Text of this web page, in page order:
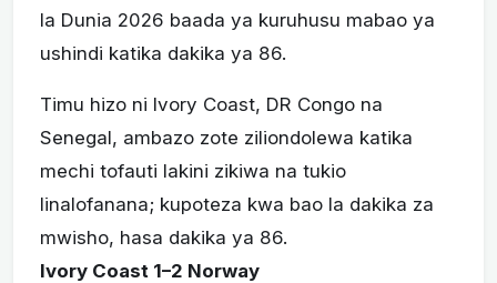
la Dunia 2026 baada ya kuruhusu mabao ya
ushindi katika dakika ya 86.
Timu hizo ni Ivory Coast, DR Congo na
Senegal, ambazo zote ziliondolewa katika
mechi tofauti lakini zikiwa na tukio
linalofanana; kupoteza kwa bao la dakika za
mwisho, hasa dakika ya 86.
Ivory Coast 1–2 Norway